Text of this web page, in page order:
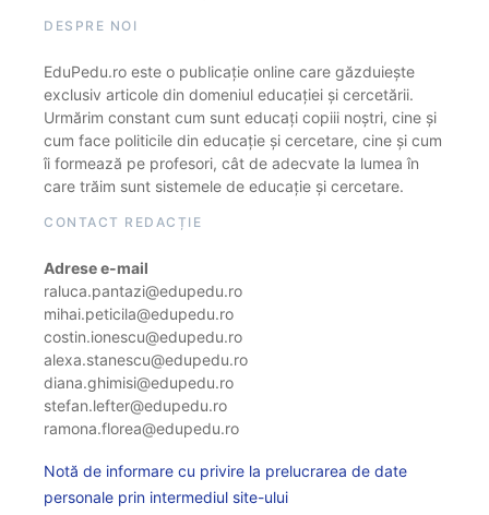
DESPRE NOI
EduPedu.ro este o publicație online care găzduiește
exclusiv articole din domeniul educației și cercetării.
Urmărim constant cum sunt educați copiii noștri, cine și
cum face politicile din educație și cercetare, cine și cum
îi formează pe profesori, cât de adecvate la lumea în
care trăim sunt sistemele de educație și cercetare.
CONTACT REDACȚIE
Adrese e-mail
raluca.pantazi@edupedu.ro
mihai.peticila@edupedu.ro
costin.ionescu@edupedu.ro
alexa.stanescu@edupedu.ro
diana.ghimisi@edupedu.ro
stefan.lefter@edupedu.ro
ramona.florea@edupedu.ro
Notă de informare cu privire la prelucrarea de date
personale prin intermediul site-ului